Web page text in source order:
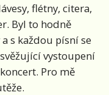
flétny, citera,
Byl to hodně
s každou písní se
vystoupení
Pro mě